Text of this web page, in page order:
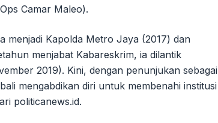
Camar Maleo).
menjadi Kapolda Metro Jaya (2017) dan
menjabat Kabareskrim, ia dilantik
2019). Kini, dengan penunjukan sebagai
mengabdikan diri untuk membenahi institusi
politicanews.id.